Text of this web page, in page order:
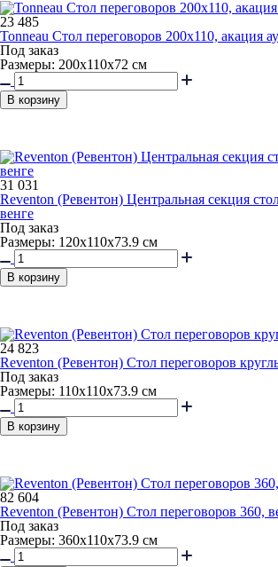
23 485
Tonneau Стол переговоров 200х110, акация
Под заказ
Размеры: 200х110х72 см
В корзину
31 031
Reventon (Ревентон) Центральная секция
венге
Под заказ
Размеры: 120x110x73.9 см
В корзину
24 823
Reventon (Ревентон) Стол переговоров
Под заказ
Размеры: 110x110x73.9 см
В корзину
82 604
Reventon (Ревентон) Стол переговоров 360,
Под заказ
Размеры: 360x110x73.9 см